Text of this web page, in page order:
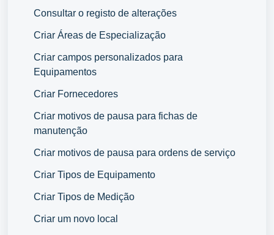
Consultar o registo de alterações
Criar Áreas de Especialização
Criar campos personalizados para
Equipamentos
Criar Fornecedores
Criar motivos de pausa para fichas de
manutenção
Criar motivos de pausa para ordens de serviço
Criar Tipos de Equipamento
Criar Tipos de Medição
Criar um novo local